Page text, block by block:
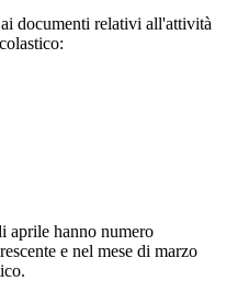
documenti relativi all'attività
aprile hanno numero
e nel mese di marzo